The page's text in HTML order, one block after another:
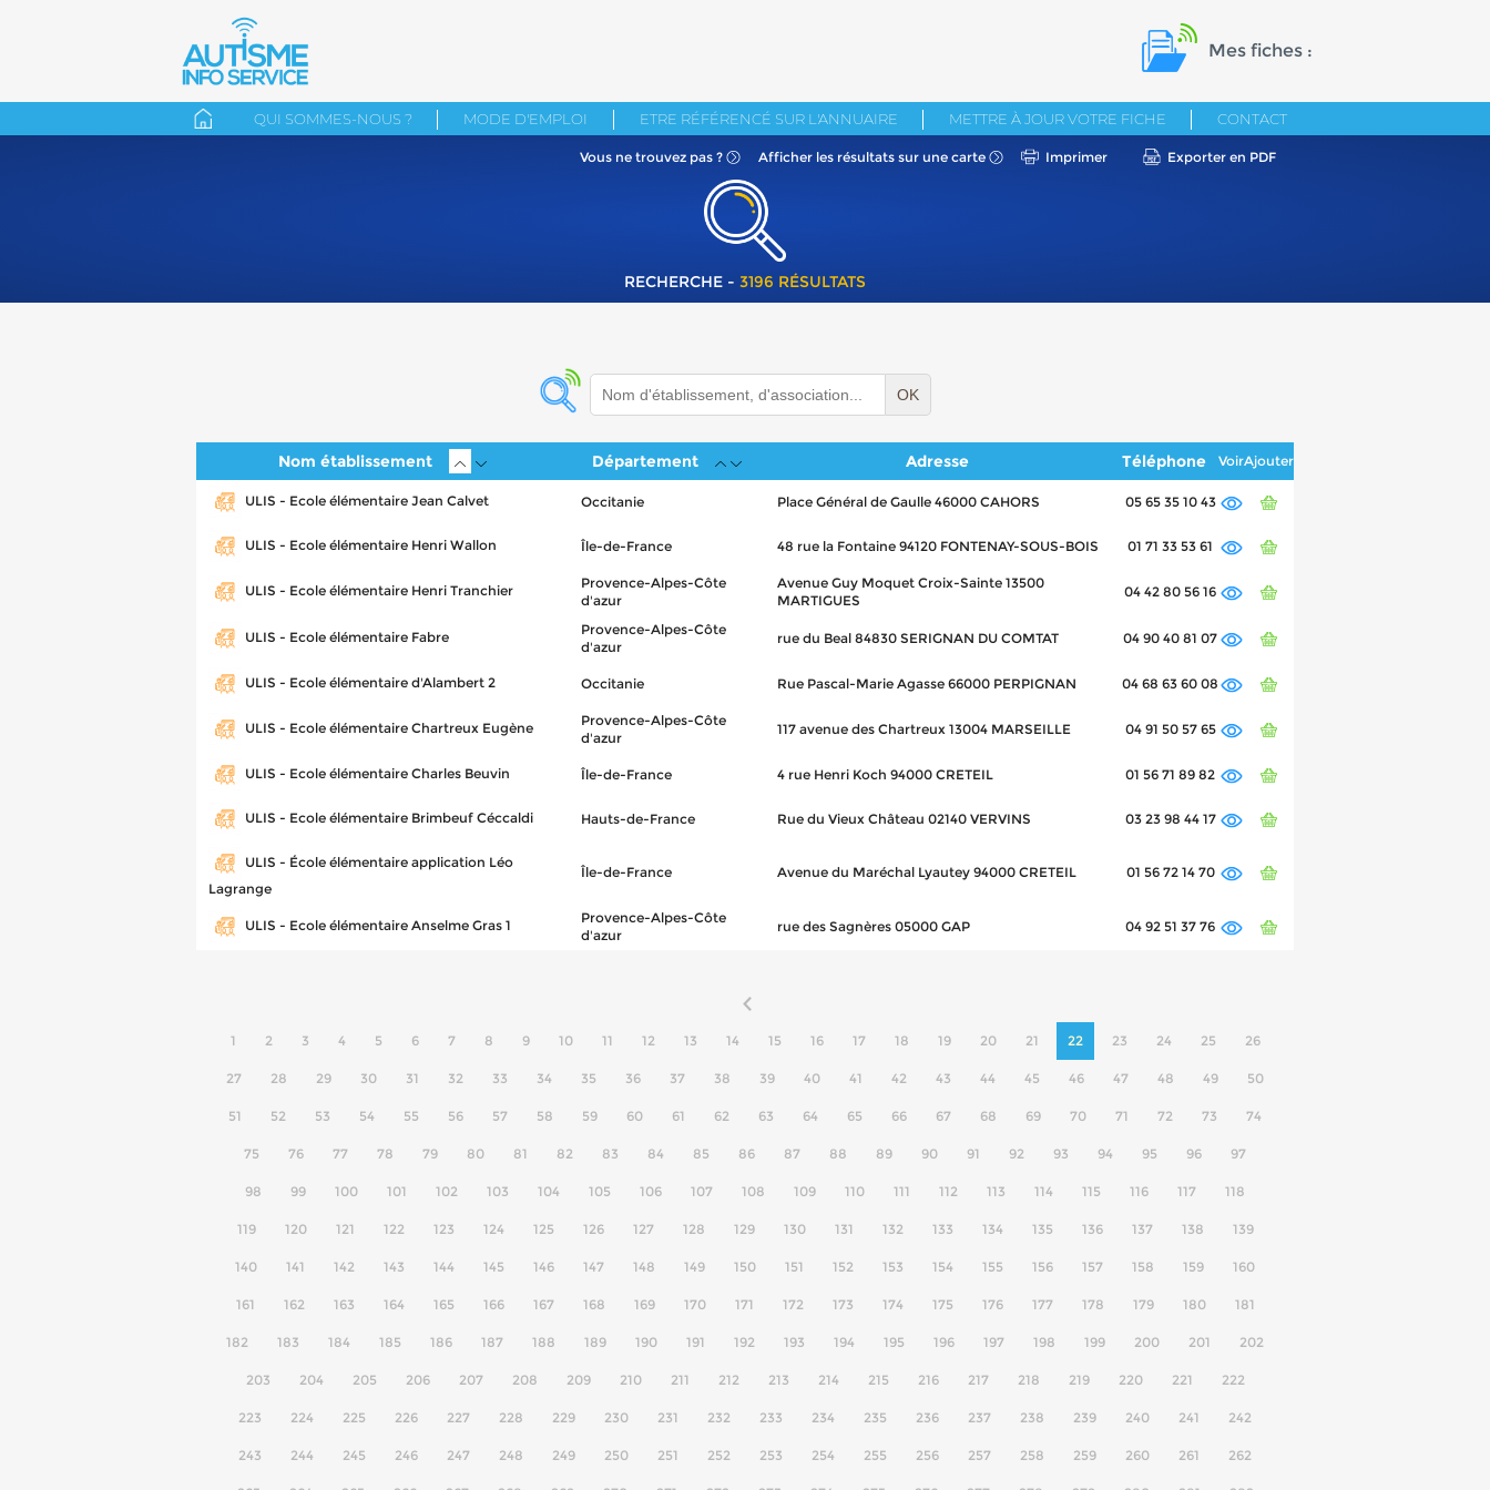
Mes fiches :
QUI SOMMES-NOUS ? MODE D'EMPLOI ETRE RÉFÉRENCÉ SUR L'ANNUAIRE METTRE À JOUR VOTRE FICHE CONTACT
Vous ne trouvez pas ? Afficher les résultats sur une carte Imprimer Exporter en PDF
RECHERCHE - 3196 RÉSULTATS
OK
Nom établissement Département Adresse Téléphone VoirAjouter
ULIS - Ecole élémentaire Jean Calvet Occitanie Place Général de Gaulle 46000 CAHORS 05 65 35 10 43
ULIS - Ecole élémentaire Henri Wallon Île-de-France 48 rue la Fontaine 94120 FONTENAY-SOUS-BOIS 01 71 33 53 61
ULIS - Ecole élémentaire Henri Tranchier
Provence-Alpes-Côte
d'azur
Avenue Guy Moquet Croix-Sainte 13500
MARTIGUES
04 42 80 56 16
ULIS - Ecole élémentaire Fabre
Provence-Alpes-Côte
d'azur
rue du Beal 84830 SERIGNAN DU COMTAT 04 90 40 81 07
ULIS - Ecole élémentaire d'Alambert 2 Occitanie Rue Pascal-Marie Agasse 66000 PERPIGNAN 04 68 63 60 08
ULIS - Ecole élémentaire Chartreux Eugène
Provence-Alpes-Côte
d'azur
117 avenue des Chartreux 13004 MARSEILLE 04 91 50 57 65
ULIS - Ecole élémentaire Charles Beuvin Île-de-France 4 rue Henri Koch 94000 CRETEIL 01 56 71 89 82
ULIS - Ecole élémentaire Brimbeuf Céccaldi Hauts-de-France Rue du Vieux Château 02140 VERVINS 03 23 98 44 17
ULIS - École élémentaire application Léo
Lagrange
Île-de-France Avenue du Maréchal Lyautey 94000 CRETEIL 01 56 72 14 70
ULIS - Ecole élémentaire Anselme Gras 1
Provence-Alpes-Côte
d'azur
rue des Sagnères 05000 GAP 04 92 51 37 76
1 2 3 4 5 6 7 8 9 10 11 12 13 14 15 16 17 18 19 20 21 22 23 24 25 26
27 28 29 30 31 32 33 34 35 36 37 38 39 40 41 42 43 44 45 46 47 48 49 50
51 52 53 54 55 56 57 58 59 60 61 62 63 64 65 66 67 68 69 70 71 72 73 74
75 76 77 78 79 80 81 82 83 84 85 86 87 88 89 90 91 92 93 94 95 96 97
98 99 100 101 102 103 104 105 106 107 108 109 110 111 112 113 114 115 116 117 118
119 120 121 122 123 124 125 126 127 128 129 130 131 132 133 134 135 136 137 138 139
140 141 142 143 144 145 146 147 148 149 150 151 152 153 154 155 156 157 158 159 160
161 162 163 164 165 166 167 168 169 170 171 172 173 174 175 176 177 178 179 180 181
182 183 184 185 186 187 188 189 190 191 192 193 194 195 196 197 198 199 200 201 202
203 204 205 206 207 208 209 210 211 212 213 214 215 216 217 218 219 220 221 222
223 224 225 226 227 228 229 230 231 232 233 234 235 236 237 238 239 240 241 242
243 244 245 246 247 248 249 250 251 252 253 254 255 256 257 258 259 260 261 262